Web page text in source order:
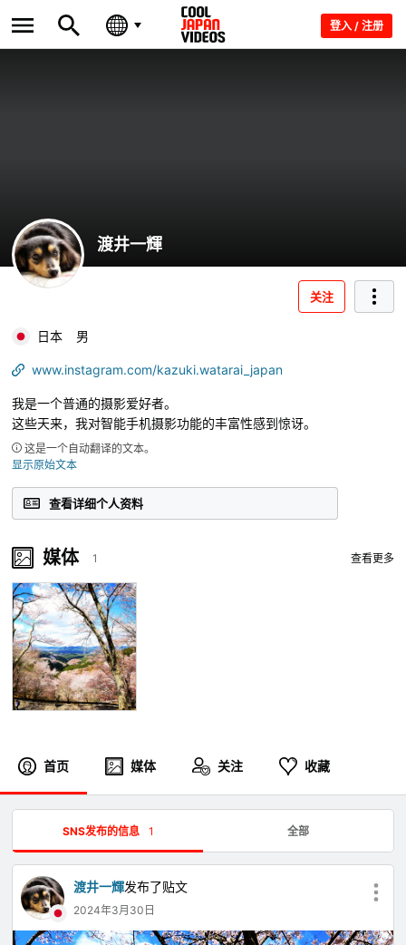
登入 / 注册
渡井一輝
关注
日本 男
www.instagram.com/kazuki.watarai_japan
我是一个普通的摄影爱好者。
这些天来，我对智能手机摄影功能的丰富性感到惊讶。
这是一个自动翻译的文本。
显示原始文本
查看详细个人资料
媒体 1 查看更多
首页 媒体 关注 收藏
SNS发布的信息 1 全部
渡井一輝发布了贴文
2024年3月30日